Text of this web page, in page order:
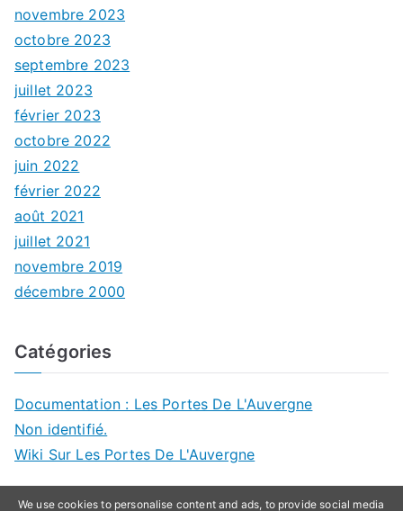
novembre 2023
octobre 2023
septembre 2023
juillet 2023
février 2023
octobre 2022
juin 2022
février 2022
août 2021
juillet 2021
novembre 2019
décembre 2000
Catégories
Documentation : Les Portes De L'Auvergne
Non identifié.
Wiki Sur Les Portes De L'Auvergne
We use cookies to personalise content and ads, to provide social media